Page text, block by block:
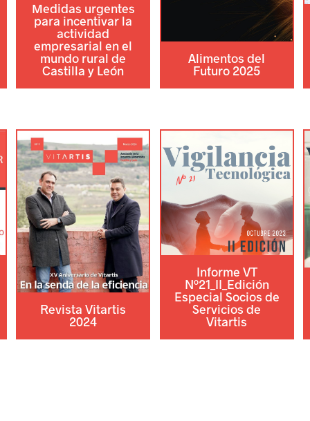
Medidas urgentes
para incentivar la
actividad
empresarial en el
mundo rural de
Castilla y León
Alimentos del
Futuro 2025
Revista Vitartis
2024
Informe VT
Nº21_II_Edición
Especial Socios de
Servicios de
Vitartis